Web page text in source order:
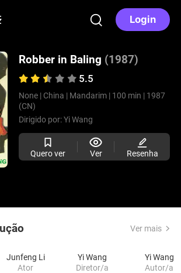
Login
Robber in Baling (1987)
5.5
None | China | Mandarim | 100 min | 1987
(CN)
Dirigido por:Yi Wang
Quero ver Ver Resenha
Ver mais
Junfeng Li
Ator
Yi Wang
Diretor/a
Yi Wang
Autor/a